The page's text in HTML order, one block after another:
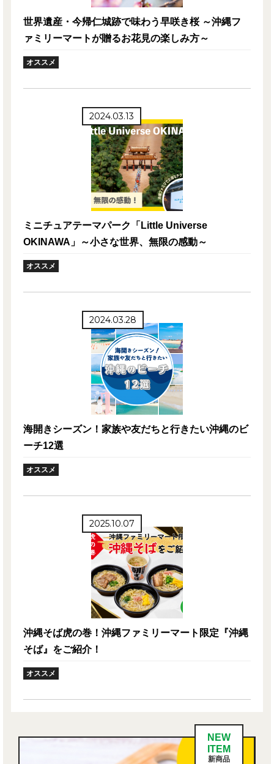
世界遺産・今帰仁城跡で味わう早咲き桜 ～沖縄フ
ァミリーマートが贈るお花見の楽しみ方～
オススメ
2024.03.13
ミニチュアテーマパーク「Little Universe
OKINAWA」～小さな世界、無限の感動～
オススメ
2024.03.28
海開きシーズン！家族や友だちと行きたい沖縄のビ
ーチ12選
オススメ
2025.10.07
沖縄そば虎の巻！沖縄ファミリーマート限定『沖縄
そば』をご紹介！
オススメ
NEW
ITEM
新商品